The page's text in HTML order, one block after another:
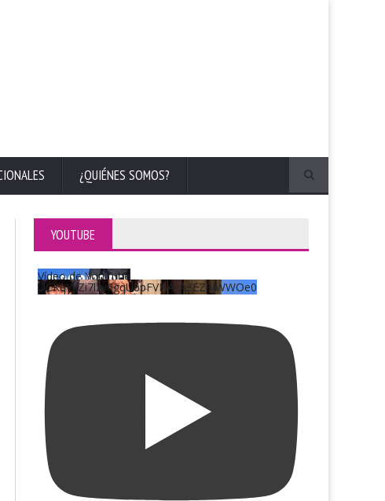
¿QUIÉNES SOMOS?
YOUTUBE
Vídeo de YouTube
UCKqYjiZi7lzy6gqU6pFVFiA_A3EZ9JWWOe0